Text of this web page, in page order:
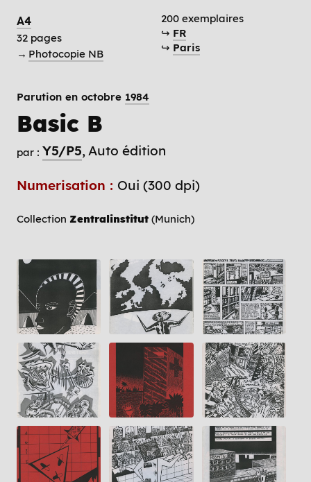
A4
32 pages
→ Photocopie NB
200 exemplaires
↪ FR
↪ Paris
Parution en octobre 1984
Basic B
par : Y5/P5 Auto édition
Numerisation : Oui (300 dpi)
Collection Zentralinstitut (Munich)